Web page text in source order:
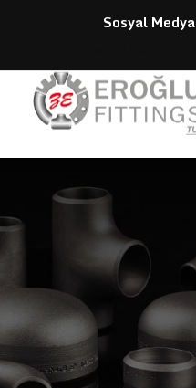
Sosyal Medya